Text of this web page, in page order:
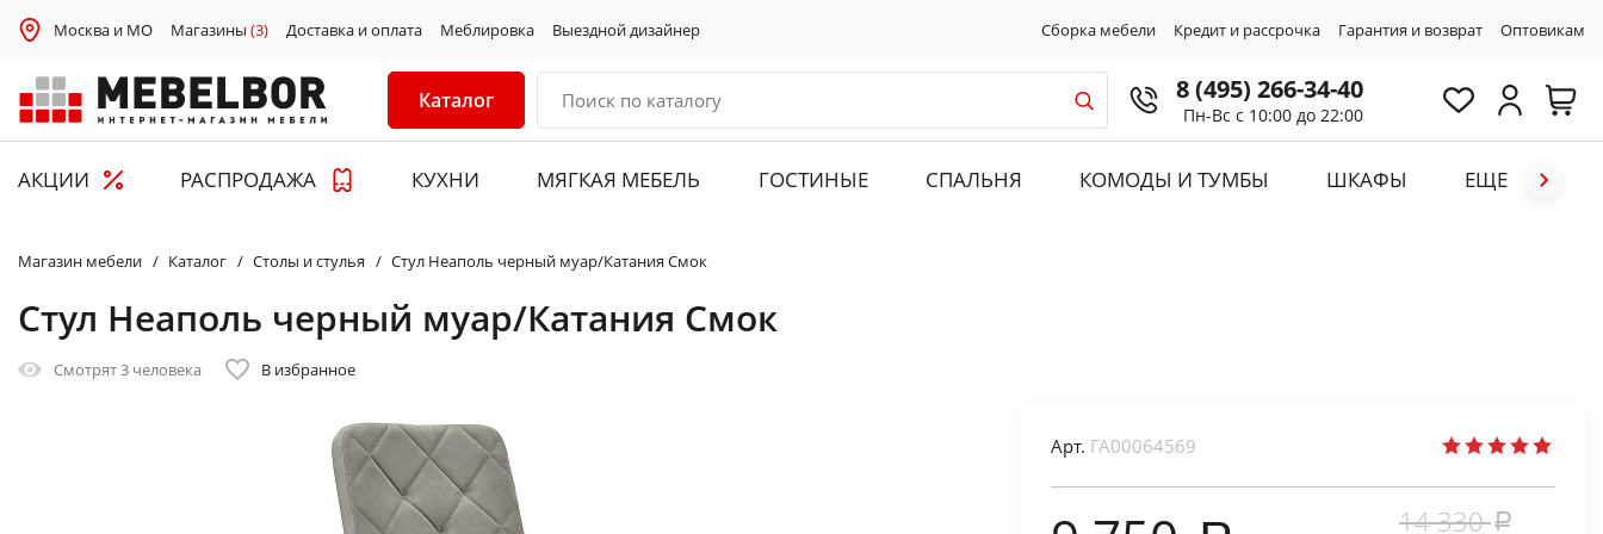
Москва и МО Магазины (3) Доставка и оплата Меблировка Выездной дизайнер Сборка мебели Кредит и рассрочка Гарантия и возврат Оптовикам
Каталог 8 (495) 266-34-40
Пн-Вс с 10:00 до 22:00
АКЦИИ РАСПРОДАЖА КУХНИ МЯГКАЯ МЕБЕЛЬ ГОСТИНЫЕ СПАЛЬНЯ КОМОДЫ И ТУМБЫ ШКАФЫ ЕЩЕ
Магазин мебели Каталог Столы и стулья Стул Неаполь черный муар/Катания Смок
Стул Неаполь черный муар/Катания Смок
Смотрят3 человека В избранное
Арт. ГА00064569
14 330